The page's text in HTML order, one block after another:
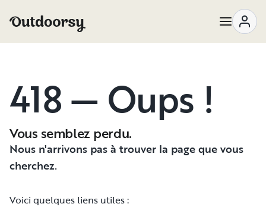
418 — Oups !
Vous semblez perdu.
Nous n'arrivons pas à trouver la page que vous
cherchez.
Voici quelques liens utiles :